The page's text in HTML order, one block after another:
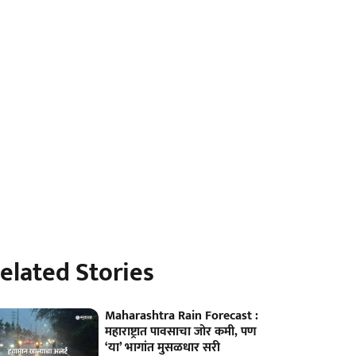
Stories
Maharashtra Rain Forecast :
महाराष्ट्रात पावसाचा जोर कमी, पण
‘या’ भागांत मुसळधार सरी